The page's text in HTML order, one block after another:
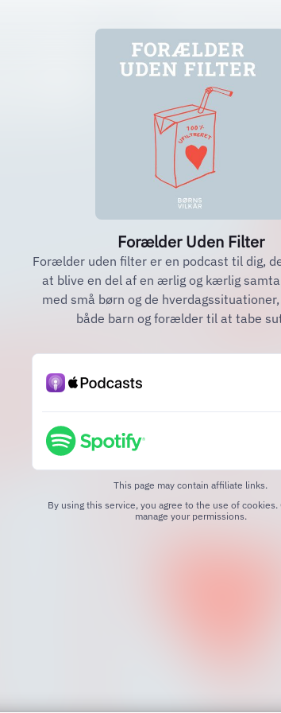
‎Forælder Uden Filter
Forælder uden filter er en podcast til dig,
at blive en del af en ærlig og kærlig
med små børn og de
både barn og forælder til at tabe
This page may contain affiliate links.
By using this service, you agree to the use of cookies.
manage your permissions.